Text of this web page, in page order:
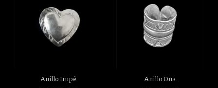
Anillo Irupé
Anillo Ona